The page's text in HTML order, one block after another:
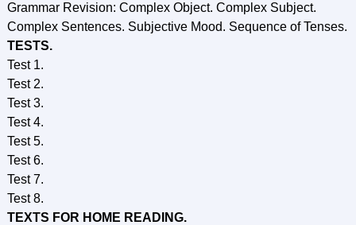
Grammar Revision: Complex Object. Complex Subject.
Complex Sentences. Subjective Mood. Sequence of Tenses.
TESTS.
Test 1.
Test 2.
Test 3.
Test 4.
Test 5.
Test 6.
Test 7.
Test 8.
TEXTS FOR HOME READING.